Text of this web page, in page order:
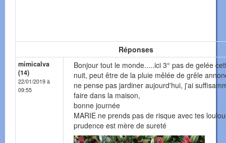
Réponses
mimicalva
(14)
22/01/2019 à
09:55
Bonjour tout le monde.....ici 3° pas de gelée
nuit, peut être de la pluie mêlée de grêle
ne pense pas jardiner aujourd'hui, j'ai
faire dans la maison,
bonne journée
MARIE ne prends pas de risque avec tes
prudence est mère de sureté